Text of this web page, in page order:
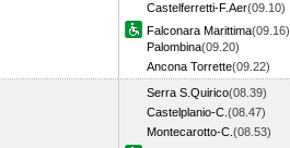
Castelferretti-F.Aer(09.10)
Falconara Marittima(09.16)
Palombina(09.20)
Ancona Torrette(09.22)
Serra S.Quirico(08.39)
Castelplanio-C. (08.47)
Montecarotto-C. (08.53)